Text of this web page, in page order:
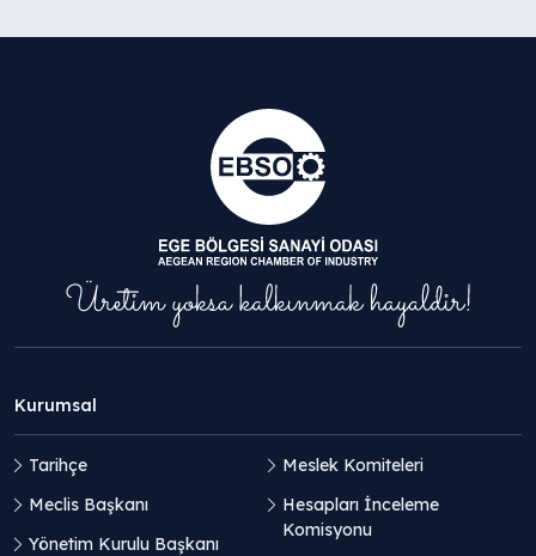
Kurumsal
Tarihçe
Meclis Başkanı
Yönetim Kurulu Başkanı
Meslek Komiteleri
Hesapları İnceleme
Komisyonu